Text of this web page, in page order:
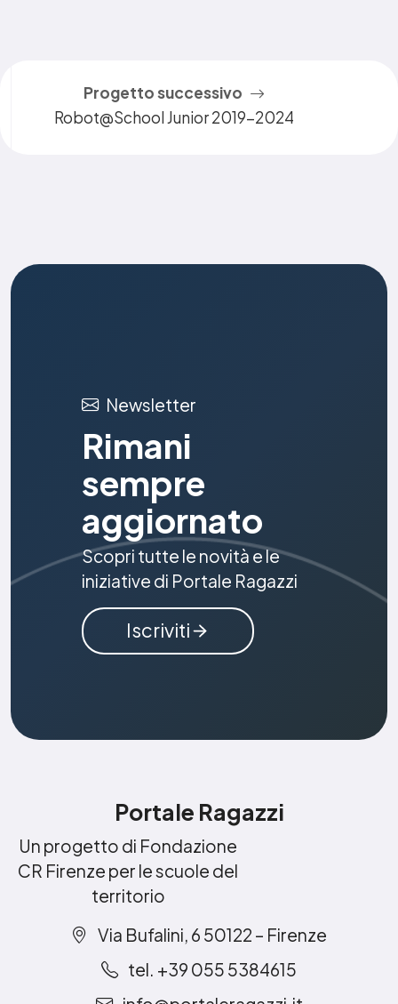
Progetto successivo
Robot@School Junior 2019-2024
Newsletter
Rimani
sempre
aggiornato
Scopri tutte le novità e le
iniziative di Portale Ragazzi
Iscriviti
Portale Ragazzi
Un progetto di Fondazione
CR Firenze per le scuole del
territorio
Via Bufalini, 6 50122 – Firenze
tel. +39 055 5384615